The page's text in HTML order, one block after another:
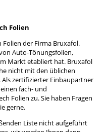
Folien
der Firma Bruxafol.
Auto-Tönungsfolien,
Markt etabliert hat. Bruxafol
nicht mit den üblichen
zertifizierter Einbaupartner
fach- und
Folien zu. Sie haben Fragen
gerne.
Liste nicht aufgeführt